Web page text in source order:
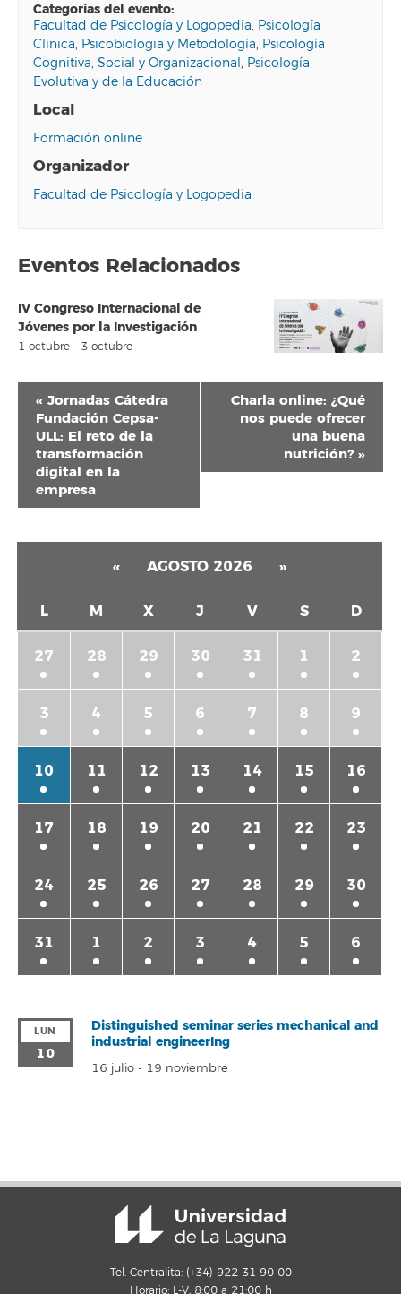
categorías del evento:
Facultad de Psicología y Logopedia, Psicología
Clinica, Psicobiologia y Metodología, Psicología
Cognitiva, Social y Organizacional, Psicología
Evolutiva y de la Educación
Local
Formación online
Organizador
Facultad de Psicología y Logopedia
Eventos Relacionados
IV Congreso Internacional de
Jóvenes por la Investigación
1 octubre - 3 octubre
Navegación
del
Evento
« Jornadas Cátedra
Fundación Cepsa-
ULL: El reto de la
transformación
digital en la
empresa
Charla online: ¿Qué
nos puede ofrecer
una buena
nutrición? »
« AGOSTO 2026 »
L M X J V S D
27 28 29 30 31 1 2
3 4 5 6 7 8 9
10 11 12 13 14 15 16
17 18 19 20 21 22 23
24 25 26 27 28 29 30
31 1 2 3 4 5 6
LUN
10
Distinguished seminar series mechanical and
industrial engineerIng
16 julio- 19 noviembre
Tel. Centralita: (+34) 922 31 90 00
Horario: L-V, 8:00 a 21:00 h